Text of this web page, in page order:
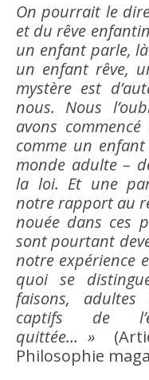
On pourrait le
et durêve
un enfant parle,
un enfant rêve,
mystère est
nous. Nous
avons
comme un
monde adulte–
la loi. Et une
notre rapport au
nouée dans ces
sont pourtant
notre expérience
quoi se
faisons, adultes
captifs de l’
quittée… »
Philosophie